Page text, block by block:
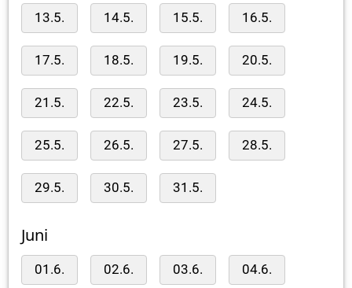
13.5. 14.5. 15.5. 16.5.
17.5. 18.5. 19.5. 20.5.
21.5. 22.5. 23.5. 24.5.
25.5. 26.5. 27.5. 28.5.
29.5. 30.5. 31.5.
Juni
01.6. 02.6. 03.6. 04.6.